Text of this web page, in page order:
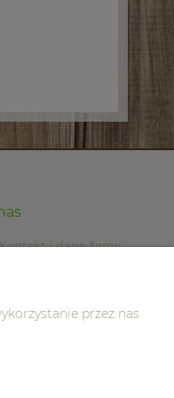
i dane firmy
przez nas